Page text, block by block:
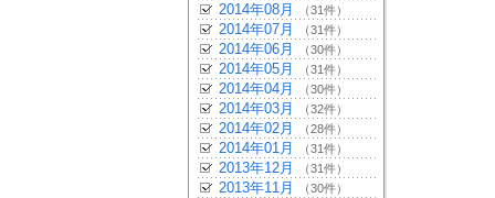
2014年08月 （31件）
2014年07月 （31件）
2014年06月 （30件）
2014年05月 （31件）
2014年04月 （30件）
2014年03月 （32件）
2014年02月 （28件）
2014年01月 （31件）
2013年12月 （31件）
2013年11月 （30件）